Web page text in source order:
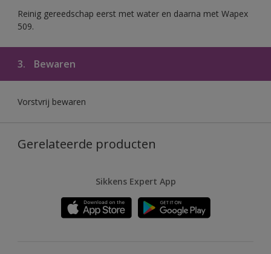
Reinig gereedschap eerst met water en daarna met Wapex
509.
3. Bewaren
Vorstvrij bewaren
Gerelateerde producten
Sikkens Expert App